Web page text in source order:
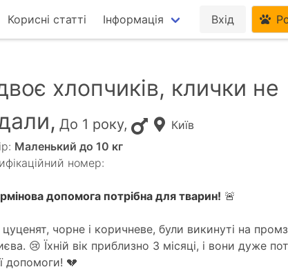
Корисні статті Інформація Вхід
хлопчиків, клички не
До 1 року,
Київ
Маленький до 10 кг
номер:
допомога потрібна для тварин! 🚨
чорне і коричневе, були викинуті на
😢 Їхній вік приблизно 3 місяці, і вони дуже
допомоги! 💔